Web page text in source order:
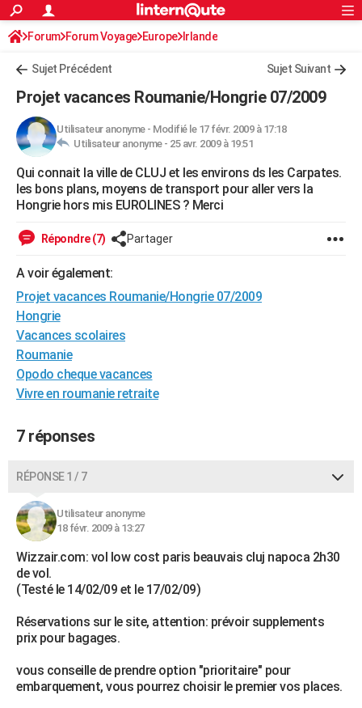
ACTUALITÉS
Politique
Société
Faits Divers
Education
Monde
Villes
+
FINANCE
Retraite
Impôts
Epargne
Immobilier
Risques naturels par ville
Banque
Assurance
Crédit
AUTO
Essais
Réserver un essai
Citadines
Berlines
SUV
Forum auto
+HIGH-TECH
Mobiles
Meilleur smartphone
Internet
Ordinateurs
Jeux vidéo
Guide high-tech
+
Forum
Aménagement intérieur
Extérieur
Cuisine
Salle de bains
Jardinage
Rangement
WEEK-END
Guides de France
Escapades
Patrimoine
Expositions
Musées
Week-end nature
+LIFESTYLE
Art de vivre
Bien-être
Loisirs
Mode
Modes de vie
SANTE
Alimentation
Guide de la santé
Maladies
Médicaments
Sommeil
VOYAGE
Destinations
City break
Voyage nature
Voyage de noces
Forum
Climat
+PHOTO
BONS PLANS
CARTE DE VOEUX
Carte de Noël
Carte Bonne année
Carte Saint-Valentin
Carte Pâques
Carte d'anniversaire
DICTIONNAIRE
Dictionnaire
Biographies
Citations
Expressions
Proverbes
COPAINS D'AVANT
FORUM
Bricolage
Lifestyle
Culture
Sport
Auto
Television
Voyage
Cinema
S'inscrire
Connexion
Forum Forum Voyage Europe Irlande
Sujet Précédent Sujet Suivant
Projet vacances Roumanie/Hongrie 07/2009
Utilisateur anonyme- Modifié le 17 févr. 2009 à 17:18
Utilisateur anonyme - 25 avr. 2009 à 19:51
Qui connait la ville de CLUJ et les environs ds les Carpates.
les bons plans, moyens de transport pour aller vers la
Hongrie hors mis EUROLINES ? Merci
Répondre (7) Partager
A voir également:
Projet vacances Roumanie/Hongrie 07/2009
Hongrie
Vacances scolaires
Roumanie
Opodo cheque vacances
Vivre en roumanie retraite
7 réponses
RÉPONSE 1 / 7
Utilisateur anonyme
18 févr. 2009 à 13:27
Wizzair.com: vol low cost paris beauvais cluj napoca 2h30
de vol.
(Testé le 14/02/09 et le 17/02/09)
Réservations sur le site, attention: prévoir supplements
prix pour bagages.
vous conseille de prendre option "prioritaire" pour
embarquement, vous pourrez choisir le premier vos places.